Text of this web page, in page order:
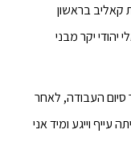
קאליב בראשון
יקר מבני
סיום העבודה, לאחר
וייגע ומיד אני